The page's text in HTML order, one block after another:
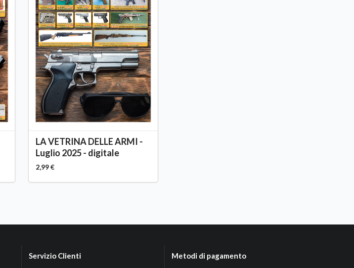
LA VETRINA DELLE ARMI -
Luglio 2025 - digitale
2,99 €
Servizio Clienti Metodi di pagamento